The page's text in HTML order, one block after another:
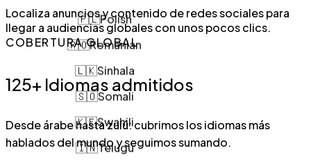
Localiza anuncios y contenido de redes sociales para
llegar a audiencias globales con unos pocos clics.
COBERTURA GLOBAL
125+ Idiomas admitidos
Desde árabe hasta zulú: cubrimos los idiomas más
hablados del mundo y seguimos sumando.
🇵🇱Polish
🇷🇴Romanian
🇱🇰Sinhala
🇸🇴Somali
🇰🇪Swahili
🇮🇳Telugu